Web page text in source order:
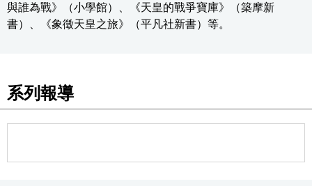
與誰為戰》（小學館）、《天皇的戰爭寶庫》（築摩新
書）、《象徵天皇之旅》（平凡社新書）等。
系列報導